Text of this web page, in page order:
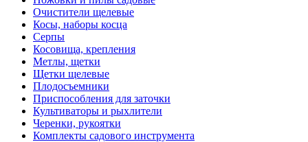
Очистители щелевые
Косы, наборы косца
Серпы
Косовища, крепления
Метлы, щетки
Щетки щелевые
Плодосъемники
Приспособления для заточки
Культиваторы и рыхлители
Черенки, рукоятки
Комплекты садового инструмента